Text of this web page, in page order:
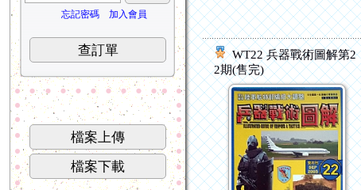
忘記密碼
加入會員
查訂單
檔案上傳
檔案下載
WT22 兵器戰術圖解第2
2期(售完)